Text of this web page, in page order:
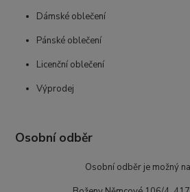
Dámské oblečení
Pánské oblečení
Licenční oblečení
Výprodej
Osobní odběr
Osobní odběr je možný